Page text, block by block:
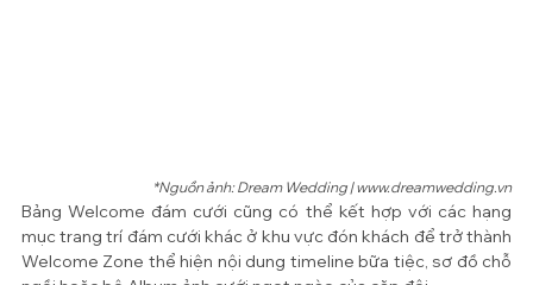
*Nguồn ảnh: Dream Wedding | www.dreamwedding.vn
Bảng Welcome đám cưới cũng có thể kết hợp với các hạng
mục trang trí đám cưới khác ở khu vực đón khách để trở thành
Welcome Zone thể hiện nội dung timeline bữa tiệc, sơ đồ chỗ